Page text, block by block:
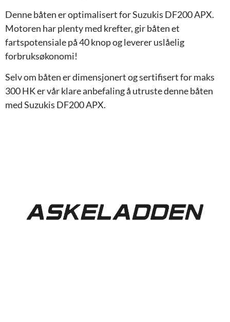
Denne båten er optimalisert for Suzukis DF200 APX.
Motoren har plenty med krefter, gir båten et
fartspotensiale på 40 knop og leverer uslåelig
forbruksøkonomi!
Selv om båten er dimensjonert og sertifisert for maks
300 HK er vår klare anbefaling å utruste denne båten
med Suzukis DF200 APX.